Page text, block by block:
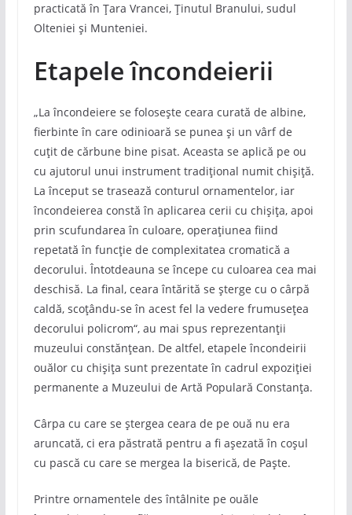
practicată în Țara Vrancei, Ținutul Branului, sudul
Olteniei și Munteniei.
Etapele încondeierii
„La încondeiere se folosește ceara curată de albine,
fierbinte în care odinioară se punea și un vârf de
cuțit de cărbune bine pisat. Aceasta se aplică pe ou
cu ajutorul unui instrument tradițional numit chișiță.
La început se trasează conturul ornamentelor, iar
încondeierea constă în aplicarea cerii cu chișița, apoi
prin scufundarea în culoare, operațiunea fiind
repetată în funcție de complexitatea cromatică a
decorului. Întotdeauna se începe cu culoarea cea mai
deschisă. La final, ceara întărită se șterge cu o cârpă
caldă, scoțându-se în acest fel la vedere frumusețea
decorului policrom“, au mai spus reprezentanții
muzeului constănțean. De altfel, etapele încondeirii
ouălor cu chișița sunt prezentate în cadrul expoziției
permanente a Muzeului de Artă Populară Constanța.
Cârpa cu care se ștergea ceara de pe ouă nu era
aruncată, ci era păstrată pentru a fi așezată în coșul
cu pască cu care se mergea la biserică, de Paște.
Printre ornamentele des întâlnite pe ouăle